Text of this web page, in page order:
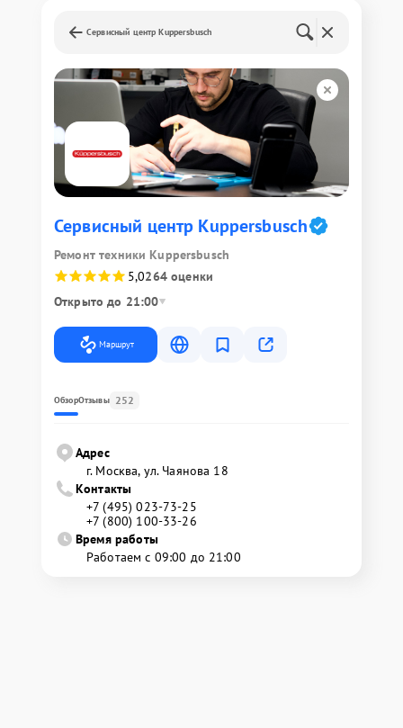
Сервисный центр Kuppersbusch
Сервисный центр Kuppersbusch
Ремонт техники Kuppersbusch
5,0264 оценки
Открыто до 21:00
Маршрут
ОбзорОтзывы 252
Адрес
г. Москва, ул. Чаянова 18
Контакты
+7 (495) 023-73-25
+7 (800) 100-33-26
Время работы
Работаем с 09:00 до 21:00